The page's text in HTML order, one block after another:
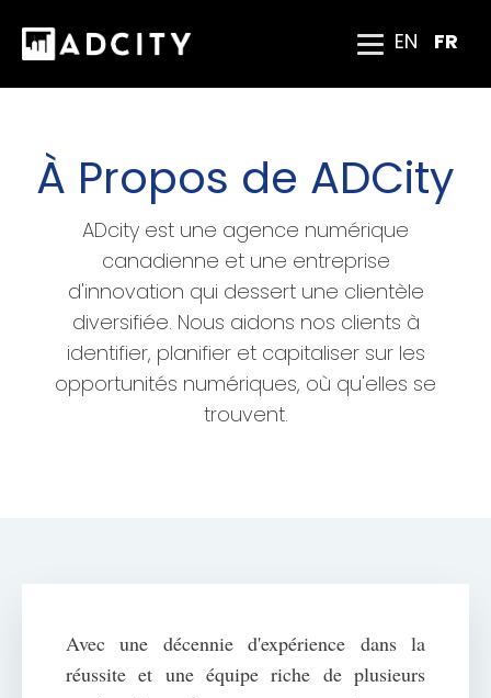
EN FR
À Propos de ADCity
ADcity est une agence numérique
canadienne et une entreprise
d'innovation qui dessert une clientèle
diversifiée. Nous aidons nos clients à
identifier, planifier et capitaliser sur les
opportunités numériques, où qu'elles se
trouvent.
Avec une décennie d'expérience dans la
réussite et une équipe riche de plusieurs